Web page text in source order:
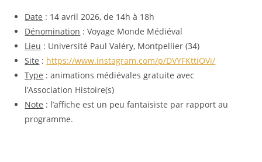
Date : 14 avril 2026, de 14h à 18h
Dénomination : Voyage Monde Médiéval
Lieu : Université Paul Valéry, Montpellier (34)
Site : https://www.instagram.com/p/DVYFKttiOVi/
Type : animations médiévales gratuite avec
l’Association Histoire(s)
Note : l’affiche est un peu fantaisiste par rapport au
programme.